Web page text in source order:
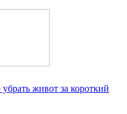
живот за короткий